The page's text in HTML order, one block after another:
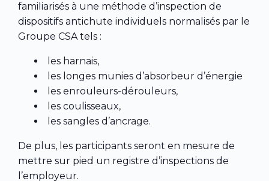
familiarisés à une méthode d’inspection de
dispositifs antichute individuels normalisés par le
Groupe CSA tels :
les harnais,
les longes munies d’absorbeur d’énergie
les enrouleurs-dérouleurs,
les coulisseaux,
les sangles d’ancrage.
De plus, les participants seront en mesure de
mettre sur pied un registre d’inspections de
l’employeur.